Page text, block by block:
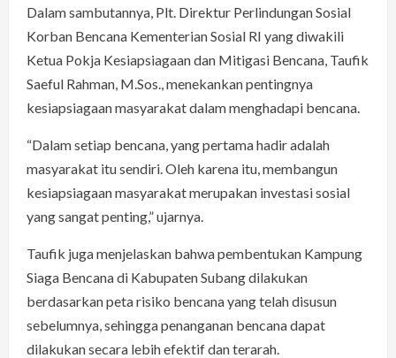
Dalam sambutannya, Plt. Direktur Perlindungan Sosial
Korban Bencana Kementerian Sosial RI yang diwakili
Ketua Pokja Kesiapsiagaan dan Mitigasi Bencana, Taufik
Saeful Rahman, M.Sos., menekankan pentingnya
kesiapsiagaan masyarakat dalam menghadapi bencana.
“Dalam setiap bencana, yang pertama hadir adalah
masyarakat itu sendiri. Oleh karena itu, membangun
kesiapsiagaan masyarakat merupakan investasi sosial
yang sangat penting,” ujarnya.
Taufik juga menjelaskan bahwa pembentukan Kampung
Siaga Bencana di Kabupaten Subang dilakukan
berdasarkan peta risiko bencana yang telah disusun
sebelumnya, sehingga penanganan bencana dapat
dilakukan secara lebih efektif dan terarah.